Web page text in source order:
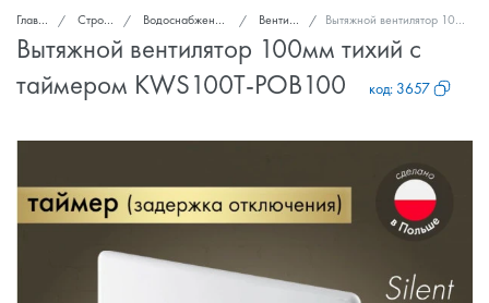
Главная Стройка и ремонт Водоснабжение, канализация, вентиляция Вентиляторы вытяжные Вытяжной вентилятор 100мм тихий с таймером KWS100T-POB100
Вытяжной вентилятор 100мм тихий с
таймером KWS100T-POB100
код: 3657